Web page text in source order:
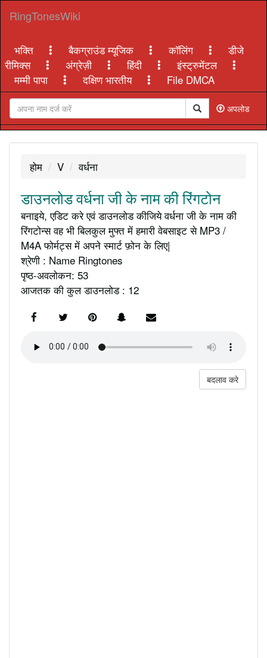
RingTonesWiki
भक्ति बैकग्राउंड म्यूजिक कॉलिंग
डीजे
रीमिक्स
अंग्रेज़ी हिंदी
इंस्ट्रुमेंटल
मम्मी पापा
दक्षिण भारतीय File DMCA
अपलोड
होम V वर्धना
डाउनलोड वर्धना जी के नाम की रिंगटोन
बनाइये, एडिट करे एवं डाउनलोड कीजिये वर्धना जी के नाम की
रिंगटोन्स वह भी बिलकुल मुफ्त में हमारी वेबसाइट से MP3 /
M4A फोर्मट्स में अपने स्मार्ट फ़ोन के लिए|
श्रेणी : Name Ringtones
पृष्ठ-अवलोकन: 53
आजतक की कुल डाउनलोड : 12
बदलाव करे